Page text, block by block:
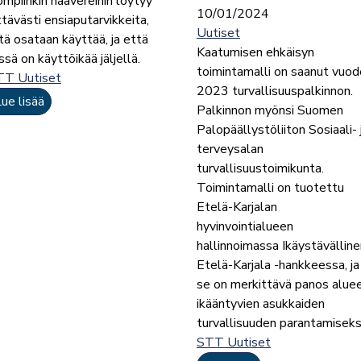
ensiaputarvikkeita,
osataan käyttää, ja että
on käyttöikää jäljellä.
Uutiset
lisää
10/01/2024
Uutiset
Kaatumisen ehkäisyn
toimintamalli on saanut
2023 turvallisuuspalkinnon.
Palkinnon myönsi Suomen
Palopäällystöliiton Sosiaali-
terveysalan
turvallisuustoimikunta.
Toimintamalli on tuotettu
Etelä-Karjalan
hyvinvointialueen
hallinnoimassa
Etelä-Karjala -hankkeessa, ja
se on merkittävä panos
ikääntyvien asukkaiden
turvallisuuden
STT Uutiset